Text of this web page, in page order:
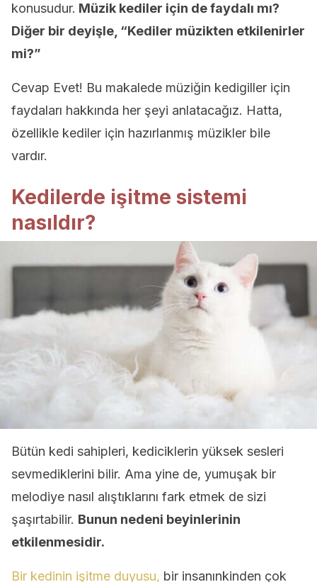
konusudur. Müzik kediler için de faydalı mı?
Diğer bir deyişle, “Kediler müzikten etkilenirler
mi?”
Cevap Evet! Bu makalede müziğin kedigiller için
faydaları hakkında her şeyi anlatacağız. Hatta,
özellikle kediler için hazırlanmış müzikler bile
vardır.
Kedilerde işitme sistemi
nasıldır?
Bütün kedi sahipleri, kediciklerin yüksek sesleri
sevmediklerini bilir. Ama yine de, yumuşak bir
melodiye nasıl alıştıklarını fark etmek de sizi
şaşırtabilir. Bunun nedeni beyinlerinin
etkilenmesidir.
Bir kedinin işitme duyusu, bir insanınkinden çok